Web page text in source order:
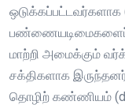
மாற்றி அமைக்கும்
சக்திகளாக
தொழிற் கண்ணியம்